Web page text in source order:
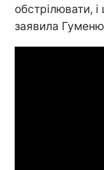
обстрілювати,
заявила